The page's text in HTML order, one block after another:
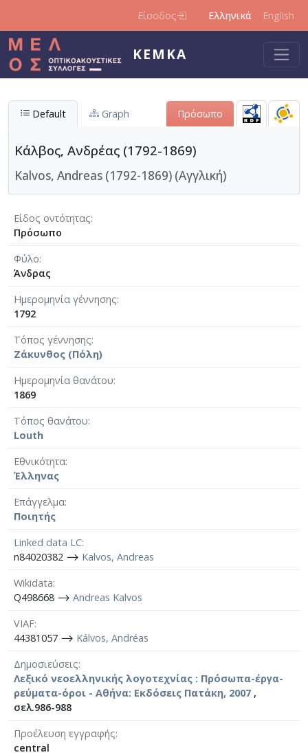
Είσοδος Ελληνικά English
ΚΕΜΚΑ
Default Graph Πρόσωπο
Κάλβος, Ανδρέας (1792-1869)
Kalvos, Andreas (1792-1869) (Αγγλική)
Είδος οντότητας
Πρόσωπο
Φύλο
Άνδρας
Ημερομηνία γέννησης
1792
Τόπος γέννησης
Ζάκυνθος (Πόλη)
Ημερομηνία θανάτου
1869
Τόπος θανάτου
Louth
Εθνικότητα
Έλληνας
Επάγγελμα
Ποιητής
Linked data LC
n84020382 ⟶ Kalvos, Andreas
Wikidata
Q498668 ⟶ Andreas Kalvos
VIAF
44381057 ⟶ Kálvos, Andréas
Δημοσιεύσεις
Λεξικό νεοελληνικής λογοτεχνίας : Πρόσωπα-έργα-
ρεύματα-όροι - Αθήνα: Εκδόσεις Πατάκη, 2007 ,
σελ.986-988
Προέλευση εγγραφής
central